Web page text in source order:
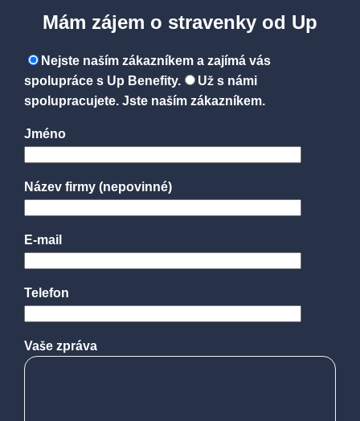
Mám zájem o stravenky od Up
Nejste naším zákazníkem a zajímá vás
spolupráce s Up Benefity.
Už s námi
spolupracujete. Jste naším zákazníkem.
Jméno
Název firmy(nepovinné)
E-mail
Telefon
Vaše zpráva